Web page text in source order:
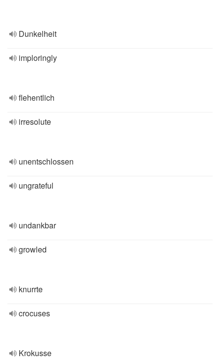
Dunkelheit
imploringly
flehentlich
irresolute
unentschlossen
ungrateful
undankbar
growled
knurrte
crocuses
Krokusse